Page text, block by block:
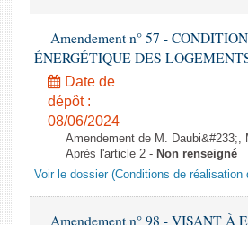
Amendement n° 57 -
ÉNERGÉTIQUE DES
Date de
dépôt :
08/06/2024
Amendement de M.
Après l'article 2 - Non renseigné
Voir le dossier (Conditions de
Amendement n° 98 - VISANT À